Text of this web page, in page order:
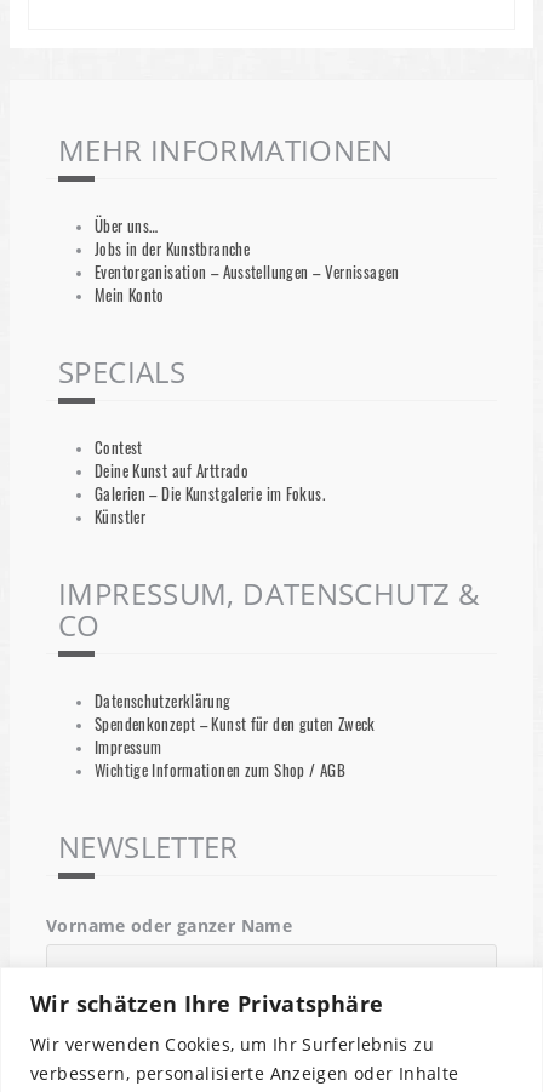
Wir schätzen Ihre Privatsphäre
Wir verwenden Cookies, um Ihr Surferlebnis zu
verbessern, personalisierte Anzeigen oder Inhalte
MEHR INFORMATIONEN
Über uns…
Jobs in der Kunstbranche
Eventorganisation – Ausstellungen – Vernissagen
Mein Konto
SPECIALS
Contest
Deine Kunst auf Arttrado
Galerien – Die Kunstgalerie im Fokus.
Künstler
IMPRESSUM, DATENSCHUTZ &
CO
Datenschutzerklärung
Spendenkonzept – Kunst für den guten Zweck
Impressum
Wichtige Informationen zum Shop / AGB
NEWSLETTER
Vorname oder ganzer Name
Email